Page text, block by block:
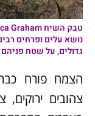
טבק השיח
נושא עלים ופרחים
גדולים, על שטח פניהם
הצמח פורח